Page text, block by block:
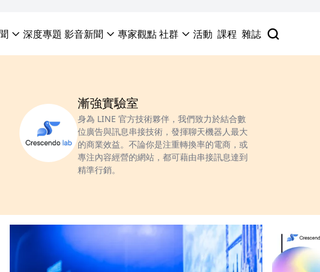
深度專題 影音新聞 專家觀點社群 活動 課程 雜誌
漸強實驗室
身為 LINE 官方技術夥伴，我們致力於結合數
位廣告與訊息串接技術，發揮聊天機器人最大
的商業效益。不論你是注重轉換率的電商，或
專注內容經營的網站，都可藉由串接訊息達到
精準行銷。